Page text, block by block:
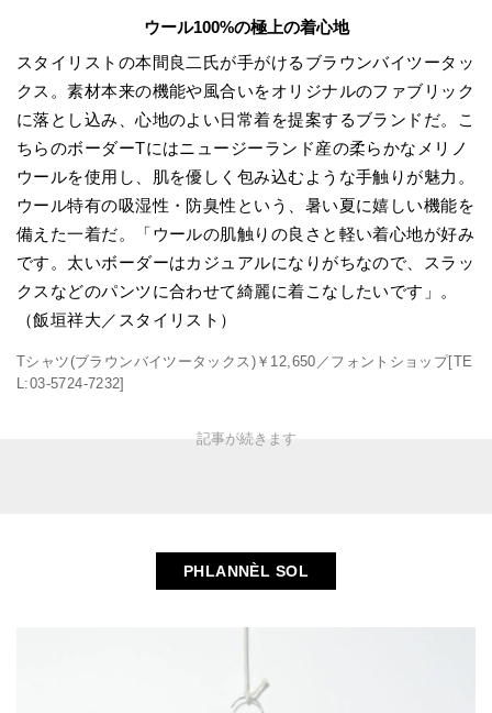
ウール100%の極上の着心地
スタイリストの本間良二氏が手がけるブラウンバイツータッ
クス。素材本来の機能や風合いをオリジナルのファブリック
に落とし込み、心地のよい日常着を提案するブランドだ。こ
ちらのボーダーTにはニュージーランド産の柔らかなメリノ
ウールを使用し、肌を優しく包み込むような手触りが魅力。
ウール特有の吸湿性・防臭性という、暑い夏に嬉しい機能を
備えた一着だ。「ウールの肌触りの良さと軽い着心地が好み
です。太いボーダーはカジュアルになりがちなので、スラッ
クスなどのパンツに合わせて綺麗に着こなしたいです」。
（飯垣祥大／スタイリスト）
Tシャツ(ブラウンバイツータックス)￥12,650／フォントショップ[TE
L:03-5724-7232]
PHLANNÈL SOL